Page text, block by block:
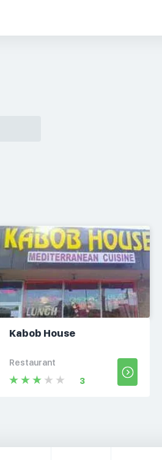
Kabob House
Restaurant
3